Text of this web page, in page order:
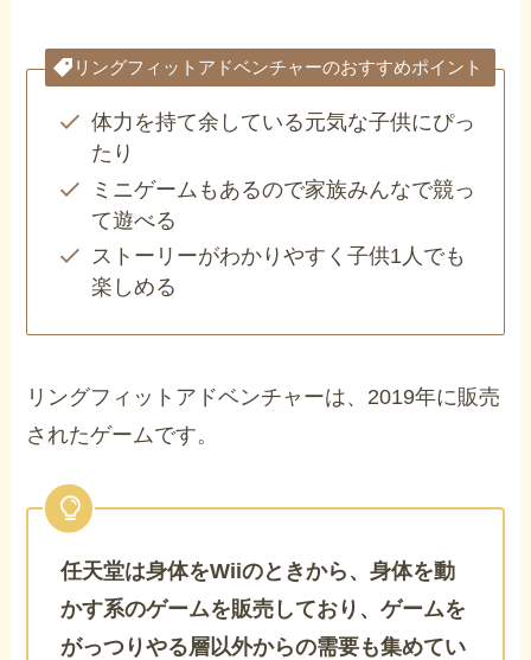
リングフィットアドベンチャーのおすすめポイント
体力を持て余している元気な子供にぴっ
たり
ミニゲームもあるので家族みんなで競っ
て遊べる
ストーリーがわかりやすく子供1人でも
楽しめる
リングフィットアドベンチャーは、2019年に販売
されたゲームです。
任天堂は身体をWiiのときから、身体を動
かす系のゲームを販売しており、ゲームを
がっつりやる層以外からの需要も集めてい